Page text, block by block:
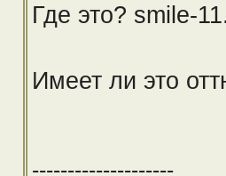
Где это? smile-
Имеет ли это
--------------------